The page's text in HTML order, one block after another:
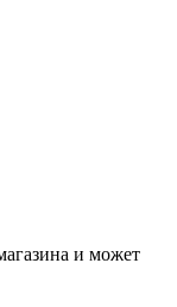
и может